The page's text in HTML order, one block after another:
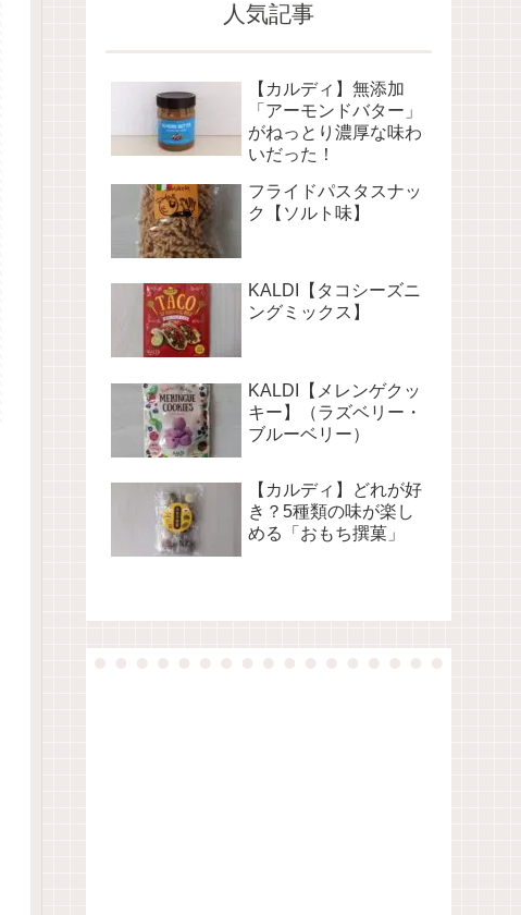
人気記事
【カルディ】無添加
「アーモンドバター」
がねっとり濃厚な味わ
いだった！
フライドパスタスナッ
ク【ソルト味】
KALDI【タコシーズニ
ングミックス】
KALDI【メレンゲクッ
キー】（ラズベリー・
ブルーベリー）
【カルディ】どれが好
き？5種類の味が楽し
める「おもち撰菓」